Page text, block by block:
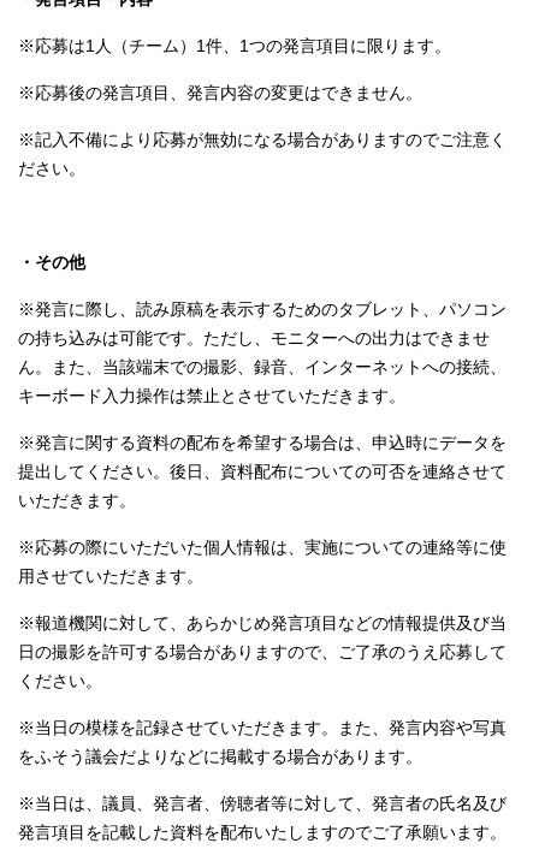
※応募は1人（チーム）1件、1つの発言項目に限ります。
※応募後の発言項目、発言内容の変更はできません。
※記入不備により応募が無効になる場合がありますのでご注意く
ださい。
・その他
※発言に際し、読み原稿を表示するためのタブレット、パソコン
の持ち込みは可能です。ただし、モニターへの出力はできませ
ん。また、当該端末での撮影、録音、インターネットへの接続、
キーボード入力操作は禁止とさせていただきます。
※発言に関する資料の配布を希望する場合は、申込時にデータを
提出してください。後日、資料配布についての可否を連絡させて
いただきます。
※応募の際にいただいた個人情報は、実施についての連絡等に使
用させていただきます。
※報道機関に対して、あらかじめ発言項目などの情報提供及び当
日の撮影を許可する場合がありますので、ご了承のうえ応募して
ください。
※当日の模様を記録させていただきます。また、発言内容や写真
をふそう議会だよりなどに掲載する場合があります。
※当日は、議員、発言者、傍聴者等に対して、発言者の氏名及び
発言項目を記載した資料を配布いたしますのでご了承願います。